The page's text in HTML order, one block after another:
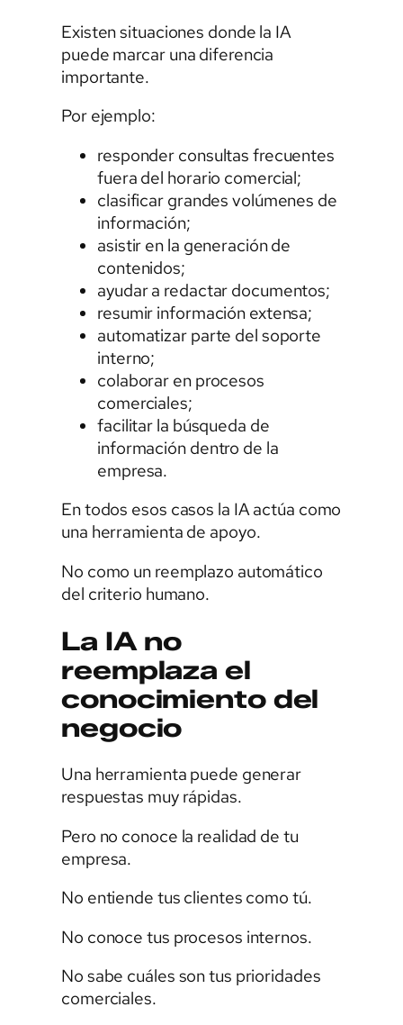
Existen situaciones donde la IA
puede marcar una diferencia
importante.
Por ejemplo:
responder consultas frecuentes
fuera del horario comercial;
clasificar grandes volúmenes de
información;
asistir en la generación de
contenidos;
ayudar a redactar documentos;
resumir información extensa;
automatizar parte del soporte
interno;
colaborar en procesos
comerciales;
facilitar la búsqueda de
información dentro de la
empresa.
En todos esos casos la IA actúa como
una herramienta de apoyo.
No como un reemplazo automático
del criterio humano.
La IA no
reemplaza el
conocimiento del
negocio
Una herramienta puede generar
respuestas muy rápidas.
Pero no conoce la realidad de tu
empresa.
No entiende tus clientes como tú.
No conoce tus procesos internos.
No sabe cuáles son tus prioridades
comerciales.